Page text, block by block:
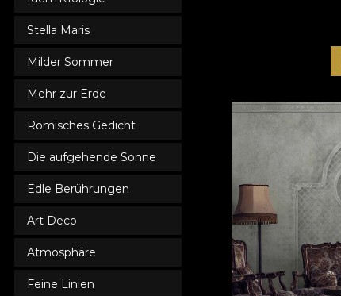
Stella Maris
Milder Sommer
Mehr zur Erde
Römisches Gedicht
Die aufgehende Sonne
Edle Berührungen
Art Deco
Atmosphäre
Feine Linien